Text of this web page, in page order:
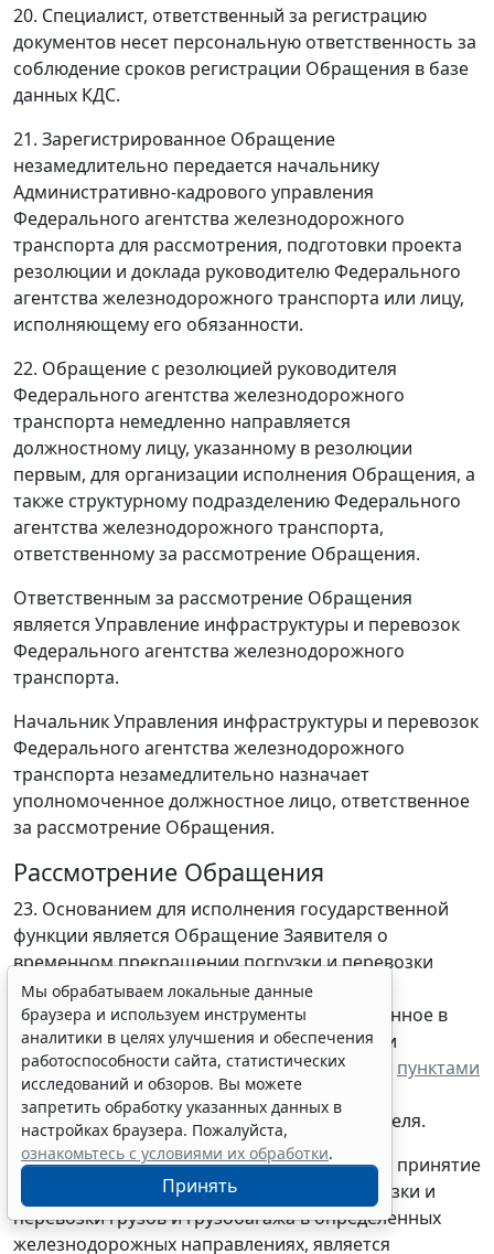
20. Специалист, ответственный за регистрацию
документов несет персональную ответственность за
соблюдение сроков регистрации Обращения в базе
данных КДС.
21. Зарегистрированное Обращение
незамедлительно передается начальнику
Административно-кадрового управления
Федерального агентства железнодорожного
транспорта для рассмотрения, подготовки проекта
резолюции и доклада руководителю Федерального
агентства железнодорожного транспорта или лицу,
исполняющему его обязанности.
22. Обращение с резолюцией руководителя
Федерального агентства железнодорожного
транспорта немедленно направляется
должностному лицу, указанному в резолюции
первым, для организации исполнения Обращения, а
также структурному подразделению Федерального
агентства железнодорожного транспорта,
ответственному за рассмотрение Обращения.
Ответственным за рассмотрение Обращения
является Управление инфраструктуры и перевозок
Федерального агентства железнодорожного
транспорта.
Начальник Управления инфраструктуры и перевозок
Федерального агентства железнодорожного
транспорта незамедлительно назначает
уполномоченное должностное лицо, ответственное
за рассмотрение Обращения.
Рассмотрение Обращения
23. Основанием для исполнения государственной
функции является Обращение Заявителя о
временном прекращении погрузки и перевозки
грузов и грузобагажа в определенных
железнодорожных направлениях, составленное в
произвольной форме с указанием данных и
приложением документов в соответствии с пунктами
12,13и14настоящего Административного
регламента и скрепленное печатью Заявителя.
24. Должностным лицом, ответственным за принятие
решения о временном прекращении погрузки и
перевозки грузов и грузобагажа в определенных
железнодорожных направлениях, является
Мы обрабатываем локальные данные
браузера и используем инструменты
аналитики в целях улучшения и обеспечения
работоспособности сайта, статистических
исследований и обзоров. Вы можете
запретить обработку указанных данных в
настройках браузера. Пожалуйста,
ознакомьтесь с условиями их обработки.
Принять